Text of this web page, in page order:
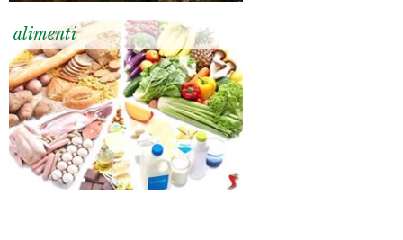
alimenti